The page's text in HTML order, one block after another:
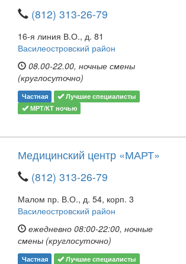
(812) 313-26-79
16-я линия В.О., д. 81
Василеостровский район
08.00-22.00, ночные смены
(круглосуточно)
Частная
Лучшие специалисты
МРТ/КТ ночью
Медицинский центр «МАРТ»
(812) 313-26-79
Малом пр. В.О., д. 54, корп. 3
Василеостровский район
ежедневно 08:00-22:00, ночные
смены (круглосуточно)
Частная
Лучшие специалисты